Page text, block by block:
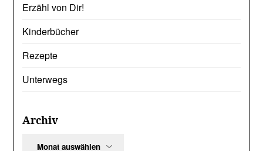
Erzähl von Dir!
Kinderbücher
Rezepte
Unterwegs
Archiv